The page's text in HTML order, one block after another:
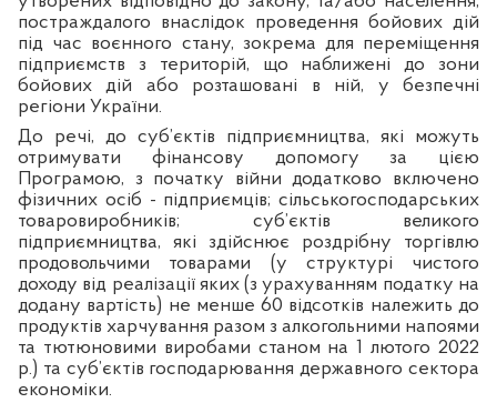
постраждалого внаслідок проведення бойових дій
під час воєнного стану, зокрема для переміщення
підприємств з територій, що наближені до зони
бойових дій або розташовані в ній, у безпечні
регіони України.
До речі, до суб’єктів підприємництва, які можуть
отримувати фінансову допомогу за цією
Програмою, з початку війни додатково включено
фізичних осіб - підприємців; сільськогосподарських
товаровиробників; суб’єктів великого
підприємництва, які здійснює роздрібну торгівлю
продовольчими товарами (у структурі чистого
доходу від реалізації яких (з урахуванням податку на
додану вартість) не менше 60 відсотків належить до
продуктів харчування разом з алкогольними напоями
та тютюновими виробами станом на 1 лютого 2022
р.) та суб’єктів господарювання державного сектора
економіки.